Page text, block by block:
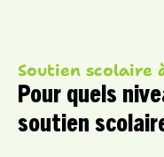
Soutien scolaire
Pour quels
soutien